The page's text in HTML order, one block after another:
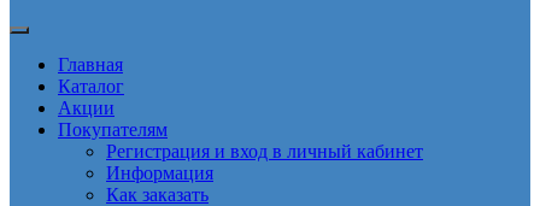
Главная
Каталог
Акции
Покупателям
Регистрация и вход в личный кабинет
Информация
Как заказать